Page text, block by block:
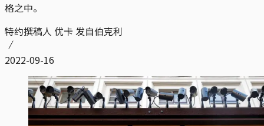
格之中。
特约撰稿人 优卡 发自伯克利
2022-09-16